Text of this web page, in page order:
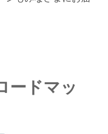
ードマッ